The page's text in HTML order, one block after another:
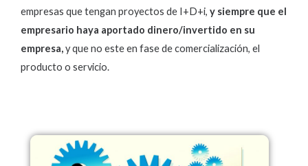
empresas que tengan proyectos de I+D+i, y siempre que el
empresario haya aportado dinero/invertido en su
empresa,y que no este en fase de comercialización, el
producto o servicio.